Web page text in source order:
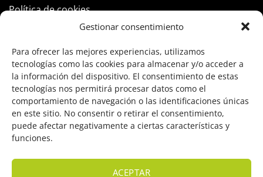
Gestionar consentimiento
Para ofrecer las mejores experiencias, utilizamos
tecnologías como las cookies para almacenar y/o acceder a
la información del dispositivo. El consentimiento de estas
tecnologías nos permitirá procesar datos como el
comportamiento de navegación o las identificaciones únicas
en este sitio. No consentir o retirar el consentimiento,
puede afectar negativamente a ciertas características y
funciones.
ACEPTAR
Política de cookies
Control Acceso
Hogar Inteligente
Incendio
Intrusión